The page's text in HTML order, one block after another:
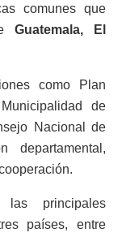
comunes que
Guatemala, El
como Plan
de
Nacional de
departamental,
principales
países, entre